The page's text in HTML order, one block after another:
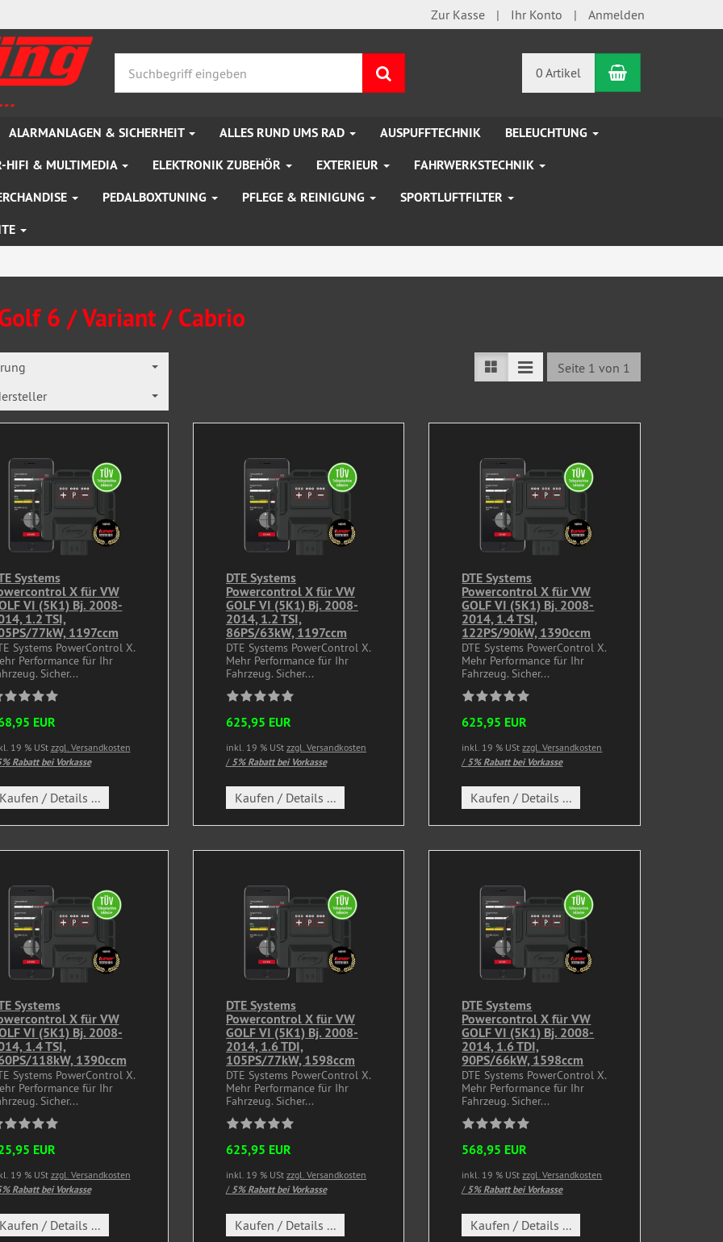
Zur Kasse Ihr Konto Anmelden
0 Artikel Warenkorb
ALARMANLAGEN & SICHERHEIT ALLES RUND UMS RAD AUSPUFFTECHNIK
BELEUCHTUNG
HIFI & MULTIMEDIA ELEKTRONIK ZUBEHÖR EXTERIEUR
FAHRWERKSTECHNIK
PEDALBOXTUNING PFLEGE & REINIGUNG
SPORTLUFTFILTER
6 / Variant / Cabrio
Seite 1 von 1
Systems
X für VW
VI (5K1) Bj. 2008-
1.2 TSI,
77kW, 1197ccm
Systems PowerControl X.
Performance für Ihr
Sicher...
EUR
19 % USt zzgl. Versandkosten
Rabatt bei Vorkasse
Kaufen / Details ...
DTE Systems
Powercontrol X für VW
GOLF VI (5K1) Bj. 2008-
2014, 1.2 TSI,
86PS/63kW, 1197ccm
DTE Systems PowerControl X.
Mehr Performance für Ihr
Fahrzeug. Sicher...
625,95 EUR
inkl. 19 % USt zzgl. Versandkosten
/ 5% Rabatt bei Vorkasse
Kaufen / Details ...
DTE Systems
Powercontrol X für VW
GOLF VI (5K1) Bj. 2008-
2014, 1.4 TSI,
122PS/90kW, 1390ccm
DTE Systems PowerControl X.
Mehr Performance für Ihr
Fahrzeug. Sicher...
625,95 EUR
inkl. 19 % UStzzgl. Versandkosten
/ 5% Rabatt bei Vorkasse
Kaufen / Details ...
Systems
X für VW
VI (5K1) Bj. 2008-
1.4 TSI,
118kW, 1390ccm
Systems PowerControl X.
Performance für Ihr
Sicher...
EUR
19 % USt zzgl. Versandkosten
Rabatt bei Vorkasse
Kaufen / Details ...
DTE Systems
Powercontrol X für VW
GOLF VI (5K1) Bj. 2008-
2014, 1.6 TDI,
105PS/77kW, 1598ccm
DTE Systems PowerControl X.
Mehr Performance für Ihr
Fahrzeug. Sicher...
625,95 EUR
inkl. 19 % USt zzgl. Versandkosten
/ 5% Rabatt bei Vorkasse
Kaufen / Details ...
DTE Systems
Powercontrol X für VW
GOLF VI (5K1) Bj. 2008-
2014, 1.6 TDI,
90PS/66kW, 1598ccm
DTE Systems PowerControl X.
Mehr Performance für Ihr
Fahrzeug. Sicher...
568,95 EUR
inkl. 19 % UStzzgl. Versandkosten
/ 5% Rabatt bei Vorkasse
Kaufen / Details ...